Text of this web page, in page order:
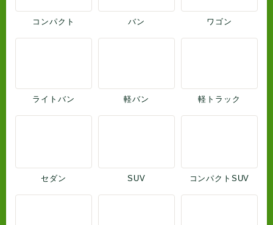
コンパクト バン ワゴン
ライトバン 軽バン 軽トラック
セダン SUV コンパクトSUV